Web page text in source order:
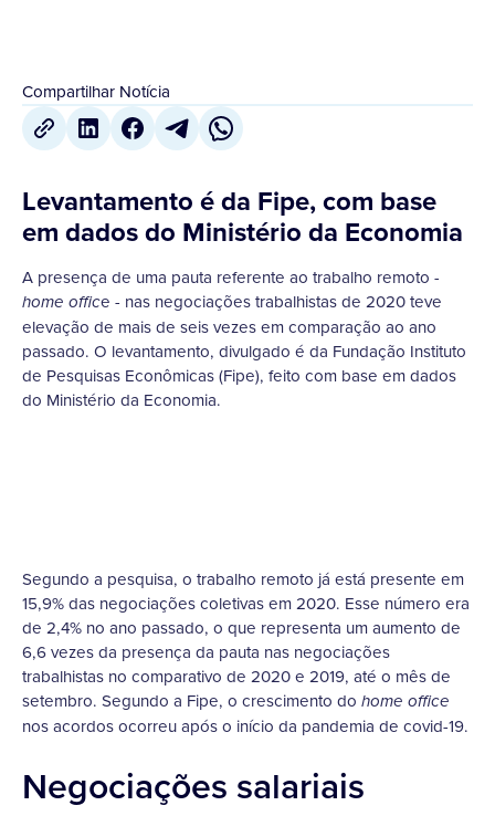
Compartilhar Notícia
Levantamento é da Fipe, com base
em dados do Ministério da Economia
A presença de uma pauta referente ao trabalho remoto -
home office - nas negociações trabalhistas de 2020 teve
elevação de mais de seis vezes em comparação ao ano
passado. O levantamento, divulgado é da Fundação Instituto
de Pesquisas Econômicas (Fipe), feito com base em dados
do Ministério da Economia.
Segundo a pesquisa, o trabalho remoto já está presente em
15,9% das negociações coletivas em 2020. Esse número era
de 2,4% no ano passado, o que representa um aumento de
6,6 vezes da presença da pauta nas negociações
trabalhistas no comparativo de 2020 e 2019, até o mês de
setembro. Segundo a Fipe, o crescimento do home office
nos acordos ocorreu após o início da pandemia de covid-19.
Negociações salariais